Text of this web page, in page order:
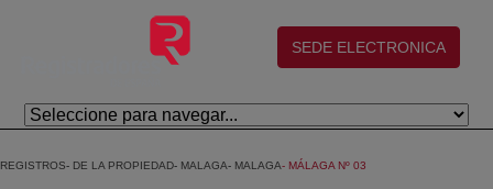
Skip to Main Content
(abre en nueva ventana)
SEDE ELECTRONICA
REGISTROS DE LA PROPIEDAD MALAGA MALAGA MÁLAGA Nº 03